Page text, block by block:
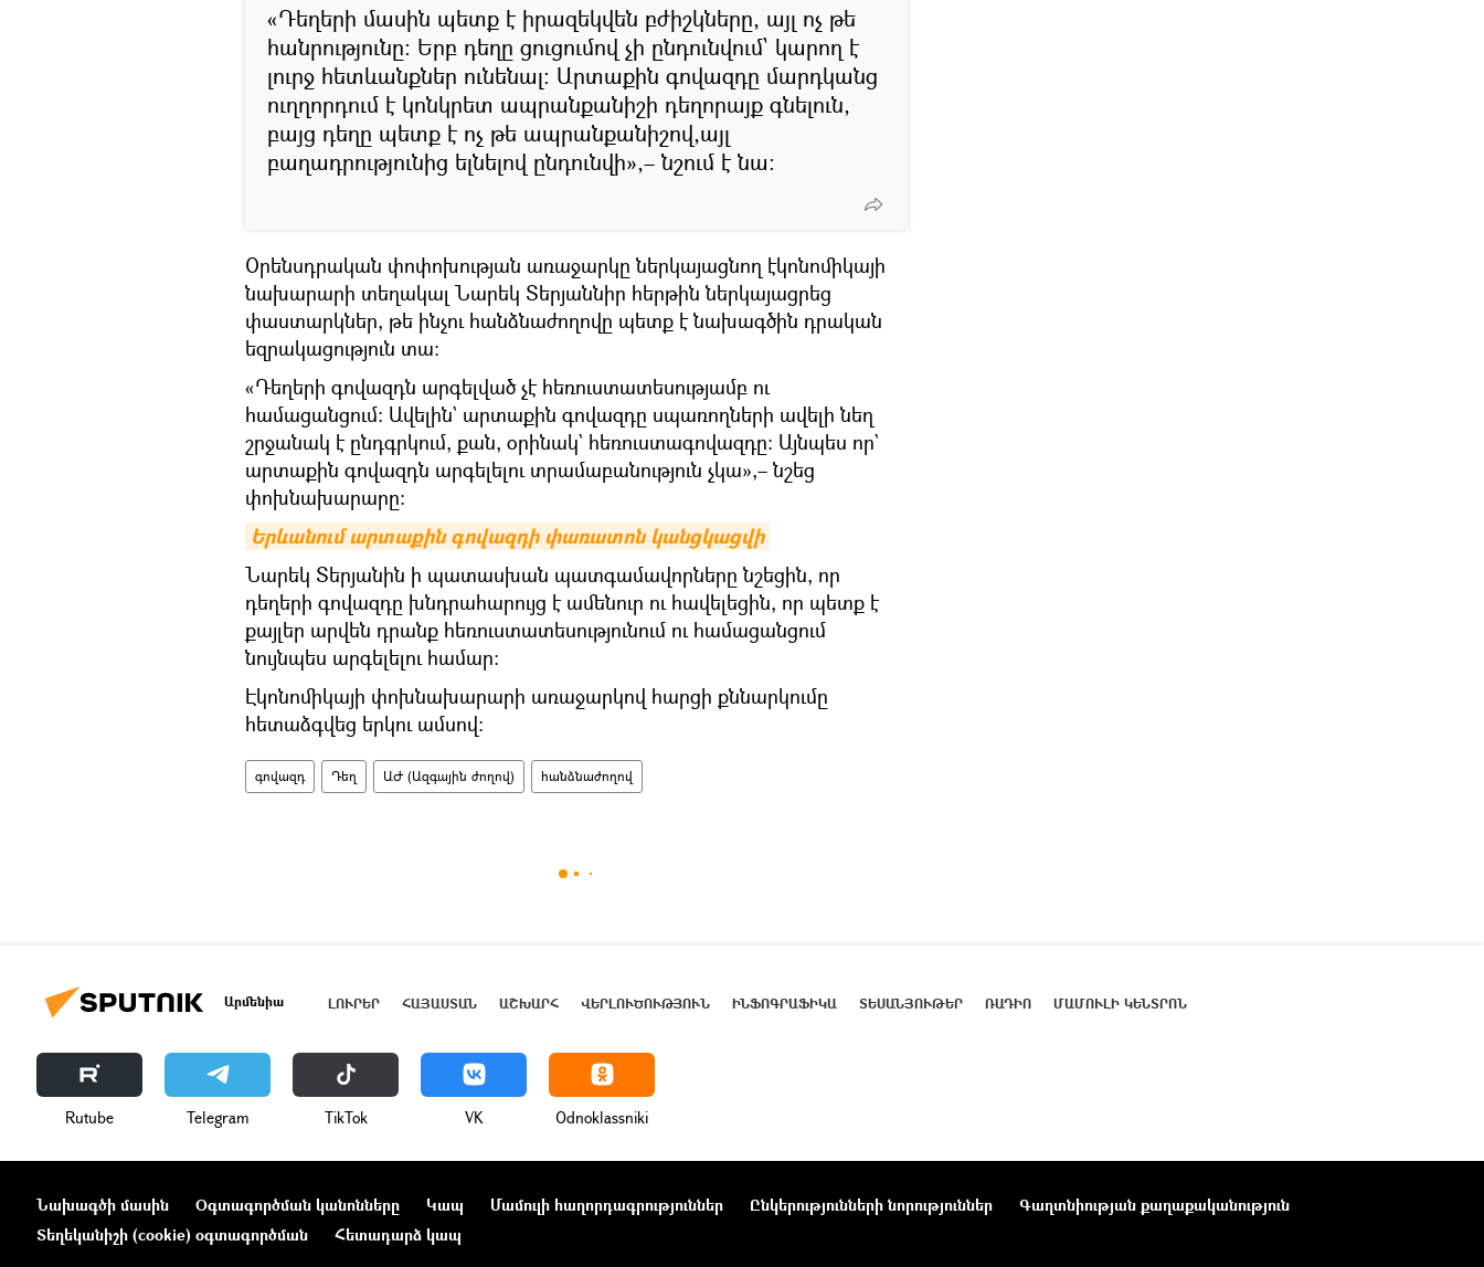
«Դեղերի մասին պետք է իրազեկվեն բժիշկները, այլ ոչ թե
հանրությունը։ Երբ դեղը ցուցումով չի ընդունվում` կարող է
լուրջ հետևանքներ ունենալ։ Արտաքին գովազդը մարդկանց
ուղղորդում է կոնկրետ ապրանքանիշի դեղորայք գնելուն,
բայց դեղը պետք է ոչ թե ապրանքանիշով,այլ
բաղադրությունից ելնելով ընդունվի»,– նշում է նա։
Օրենսդրական փոփոխության առաջարկը ներկայացնող էկոնոմիկայի
նախարարի տեղակալ Նարեկ Տերյաննիր հերթին ներկայացրեց
փաստարկներ, թե ինչու հանձնաժողովը պետք է նախագծին դրական
եզրակացություն տա։
«Դեղերի գովազդն արգելված չէ հեռուստատեսությամբ ու
համացանցում։ Ավելին` արտաքին գովազդը սպառողների ավելի նեղ
շրջանակ է ընդգրկում, քան, օրինակ` հեռուստագովազդը։ Այնպես որ`
արտաքին գովազդն արգելելու տրամաբանություն չկա»,– նշեց
փոխնախարարը։
Երևանում արտաքին գովազդի փառատոն կանցկացվի
Նարեկ Տերյանին ի պատասխան պատգամավորները նշեցին, որ
դեղերի գովազդը խնդրահարույց է ամենուր ու հավելեցին, որ պետք է
քայլեր արվեն դրանք հեռուստատեսությունում ու համացանցում
նույնպես արգելելու համար։
Էկոնոմիկայի փոխնախարարի առաջարկով հարցի քննարկումը
հետաձգվեց երկու ամսով։
գովազդ Դեղ ԱԺ (Ազգային ժողով) հանձնաժողով
Արմենիա ԼՈՒՐԵՐ ՀԱՅԱՍՏԱՆ ԱՇԽԱՐՀ ՎԵՐԼՈՒԾՈՒԹՅՈՒՆ ԻՆՖՈԳՐԱՖԻԿԱ ՏԵՍԱՆՅՈՒԹԵՐ ՌԱԴԻՈ ՄԱՄՈՒԼԻ ԿԵՆՏՐՈՆ
Rutube Telegram ТikТоk VK Odnoklassniki
Նախագծի մասին Օգտագործման կանոնները Կապ Մամուլի հաղորդագրություններ Ընկերությունների նորություններ
Գաղտնիության քաղաքականություն
Տեղեկանիշի (cookie) օգտագործման
Հետադարձ կապ